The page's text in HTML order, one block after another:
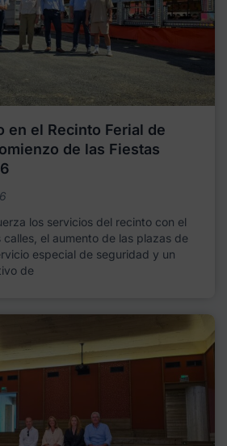
en el Recinto Ferial de
de las Fiestas
los servicios del recinto con el
el aumento de las plazas de
especial de seguridad y un
de